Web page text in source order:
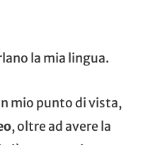
la mia lingua.
mio punto di vista,
, oltre ad avere la